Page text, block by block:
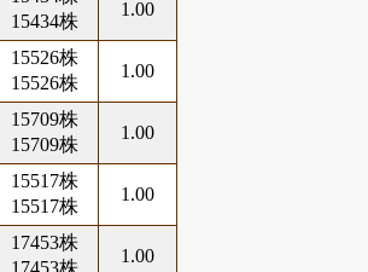
15434株
1.00
15526株
15526株
1.00
15709株
15709株
1.00
15517株
15517株
1.00
17453株
1.00